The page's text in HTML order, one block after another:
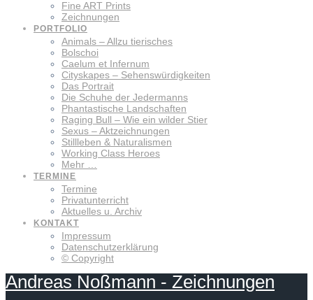
Fine ART Prints
Zeichnungen
PORTFOLIO
Animals – Allzu tierisches
Bolschoi
Caelum et Infernum
Cityskapes – Sehenswürdigkeiten
Das Portrait
Die Schuhe der Jedermanns
Phantastische Landschaften
Raging Bull – Wie ein wilder Stier
Sexus – Aktzeichnungen
Stillleben & Naturalismen
Working Class Heroes
Mehr …
TERMINE
Termine
Privatunterricht
Aktuelles u. Archiv
KONTAKT
Impressum
Datenschutzerklärung
© Copyright
Andreas Noßmann - Zeichnungen